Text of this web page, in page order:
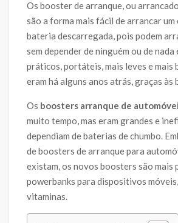
Os booster de arranque, ou
são a forma mais fácil de arrancar um
bateria descarregada, pois podem
sem depender de ninguém ou de nada
práticos, portáteis, mais leves e mais
eram há alguns anos atrás, graças
Os boosters arranque de
muito tempo, mas eram grandes e
dependiam de baterias de chumbo.
de boosters de arranque para
existam, os novos boosters são mais
powerbanks para dispositivos móveis,
vitaminas.